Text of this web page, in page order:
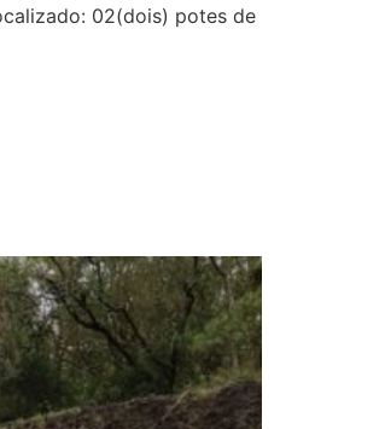
02(dois) potes de